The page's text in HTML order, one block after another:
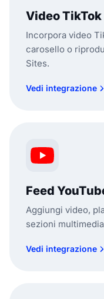
Video TikTok
Incorpora video
carosello o
Sites.
Vedi integrazione
Feed
Aggiungi video,
sezioni
Vedi integrazione